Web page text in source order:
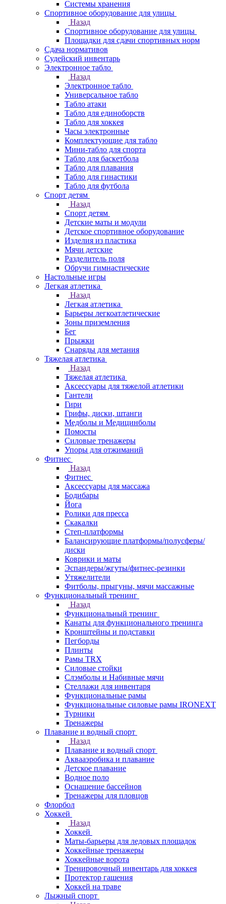
Системы хранения
Спортивное оборудование для улицы
Назад
Спортивное оборудование для улицы
Площадки для сдачи спортивных норм
Сдача нормативов
Судейский инвентарь
Электронное табло
Назад
Электронное табло
Универсальное табло
Табло атаки
Табло для единоборств
Табло для хоккея
Часы электронные
Комплектующие для табло
Мини-табло для спорта
Табло для баскетбола
Табло для плавания
Табло для гинастики
Табло для футбола
Спорт детям
Назад
Спорт детям
Детские маты и модули
Детское спортивное оборудование
Изделия из пластика
Мячи детские
Разделитель поля
Обручи гимнастические
Настольные игры
Легкая атлетика
Назад
Легкая атлетика
Барьеры легкоатлетические
Зоны приземления
Бег
Прыжки
Снаряды для метания
Тяжелая атлетика
Назад
Тяжелая атлетика
Аксессуары для тяжелой атлетики
Гантели
Гири
Грифы, диски, штанги
Медболы и Медицинболы
Помосты
Силовые тренажеры
Упоры для отжиманий
Фитнес
Назад
Фитнес
Аксессуары для массажа
Бодибары
Йога
Ролики для пресса
Скакалки
Степ-платформы
Балансирующие платформы/полусферы/
диски
Коврики и маты
Эспандеры/жгуты/фитнес-резинки
Утяжелители
Фитболы, прыгуны, мячи массажные
Функциональный тренинг
Назад
Функциональный тренинг
Канаты для функционального тренинга
Кронштейны и подставки
Пегборды
Плинты
Рамы TRX
Силовые стойки
Слэмболы и Набивные мячи
Стеллажи для инвентаря
Функциональные рамы
Функциональные силовые рамы IRONEXT
Турники
Тренажеры
Плавание и водный спорт
Назад
Плавание и водный спорт
Аквааэробика и плавание
Детское плавание
Водное поло
Оснащение бассейнов
Тренажеры для пловцов
Флорбол
Хоккей
Назад
Хоккей
Маты-барьеры для ледовых площадок
Хоккейные тренажеры
Хоккейные ворота
Тренировочный инвентарь для хоккея
Протектор гашения
Хоккей на траве
Лыжный спорт